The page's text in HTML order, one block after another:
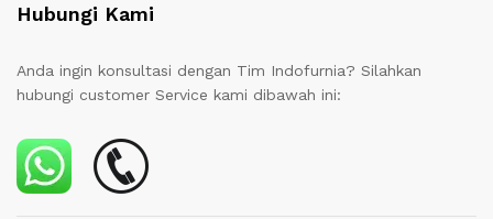
Hubungi Kami
Anda ingin konsultasi dengan Tim Indofurnia? Silahkan
hubungi customer Service kami dibawah ini: